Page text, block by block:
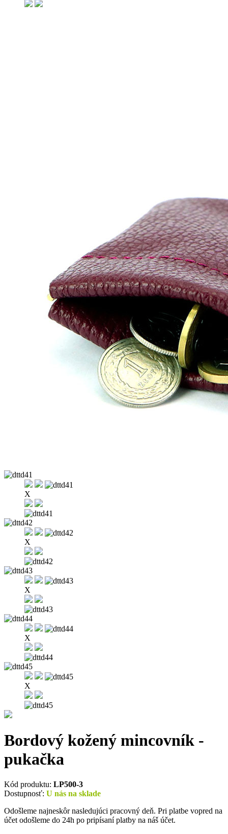
X
X
X
X
X
Bordový kožený mincovník -
pukačka
Kód produktu: LP500-3
Dostupnosť: U nás na sklade
Odošleme najneskôr nasledujúci pracovný deň. Pri platbe vopred na
účet odošleme do 24h po pripísaní platby na náš účet.